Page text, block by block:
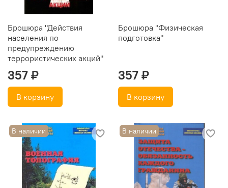
Брошюра "Действия
населения по
предупреждению
террористических акций"
357 ₽
В корзину
Брошюра "Физическая
подготовка"
357 ₽
В корзину
В наличии В наличии